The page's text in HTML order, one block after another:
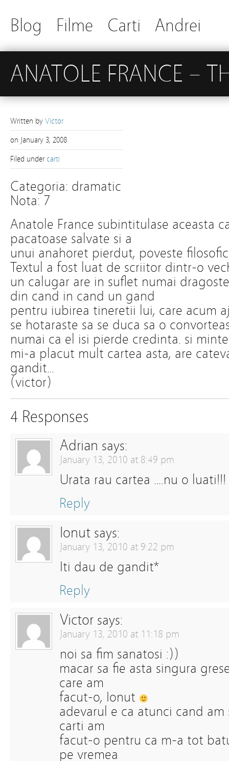
Blog Filme Carti Andrei
ANATOLE FRANCE –
Written by Victor
on January 3, 2008
Filed under carti
Categoria: dramatic
Nota: 7
Anatole France subintitulase aceasta
pacatoase salvate si a
unui anahoret pierdut, poveste
Textul a fost luat de scriitor dintr-o
un calugar are in suflet numai
din cand in cand un gand
pentru iubirea tineretii lui, care acum
se hotaraste sa se duca sa o
numai ca el isi pierde credinta. si
mi-a placut mult cartea asta, are
gandit…
(victor)
4 Responses
Adrian says:
January 13, 2010 at 8:49 pm
Urata rau cartea ….nu o luati!!!
Reply
Ionut says:
January 13, 2010 at 9:22 pm
Iti dau de gandit*
Reply
Victor says:
January 13, 2010 at 11:18 pm
noi sa fim sanatosi :))
macar sa fie asta singura
care am
facut-o, Ionut
adevarul e ca atunci cand am
carti am
facut-o pentru ca m-a tot
pe vremea